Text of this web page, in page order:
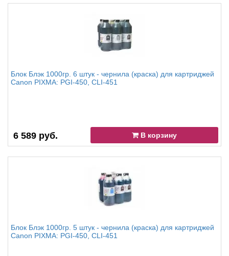
Блок Блэк 1000гр. 6 штук - чернила (краска) для картриджей
Canon PIXMA: PGI-450, CLI-451
6 589 руб. В корзину
Блок Блэк 1000гр. 5 штук - чернила (краска) для картриджей
Canon PIXMA: PGI-450, CLI-451